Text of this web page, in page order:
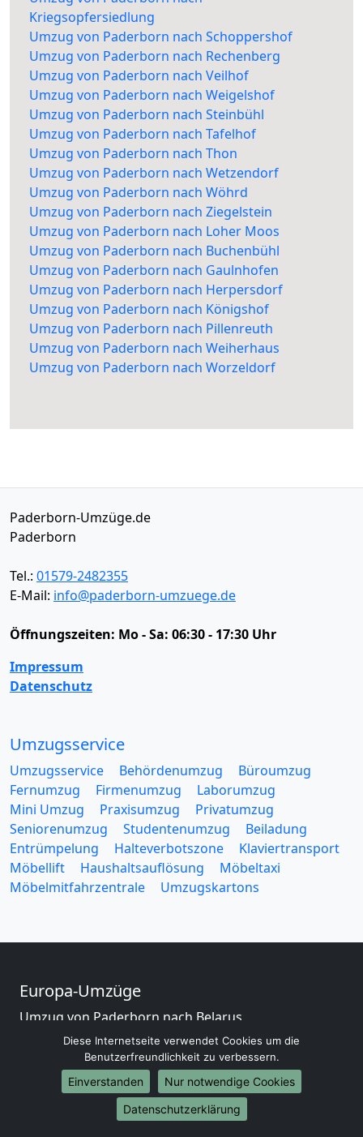
Kriegsopfersiedlung
Umzug von Paderborn nach Schoppershof
Umzug von Paderborn nach Rechenberg
Umzug von Paderborn nach Veilhof
Umzug von Paderborn nach Weigelshof
Umzug von Paderborn nach Steinbühl
Umzug von Paderborn nach Tafelhof
Umzug von Paderborn nach Thon
Umzug von Paderborn nach Wetzendorf
Umzug von Paderborn nach Wöhrd
Umzug von Paderborn nach Ziegelstein
Umzug von Paderborn nach Loher Moos
Umzug von Paderborn nach Buchenbühl
Umzug von Paderborn nach Gaulnhofen
Umzug von Paderborn nach Herpersdorf
Umzug von Paderborn nach Königshof
Umzug von Paderborn nach Pillenreuth
Umzug von Paderborn nach Weiherhaus
Umzug von Paderborn nach Worzeldorf
Paderborn-Umzüge.de
Paderborn
Tel.: 01579-2482355
E-Mail: info@paderborn-umzuege.de
Öffnungszeiten: Mo - Sa: 06:30 - 17:30 Uhr
Impressum
Datenschutz
Umzugsservice
Umzugsservice Behördenumzug
Büroumzug
Fernumzug
Firmenumzug
Laborumzug
Mini Umzug
Praxisumzug
Privatumzug
Seniorenumzug
Studentenumzug
Beiladung
Entrümpelung
Halteverbotszone
Klaviertransport
Möbellift
Haushaltsauflösung
Möbeltaxi
Möbelmitfahrzentrale
Umzugskartons
Europa-Umzüge
Umzug von Paderborn nach Belarus
Umzug von Paderborn nach Belgien
Umzug von Paderborn nach Bulgarien
Umzug von Paderborn nach Dänemark
Umzug von Paderborn nach England
Umzug von Paderborn nach Portugal
Diese Internetseite verwendet Cookies um die
Benutzerfreundlichkeit zu verbessern.
Einverstanden
Nur notwendige Cookies
Datenschutzerklärung